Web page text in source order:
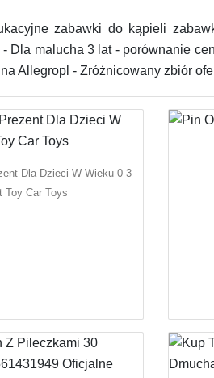
zabawki do kąpieli
- Dla malucha 3 lat - porównanie
Allegropl - Zróżnicowany zbiór
Dla Dzieci W Wieku 0 3
Toy Car Toys